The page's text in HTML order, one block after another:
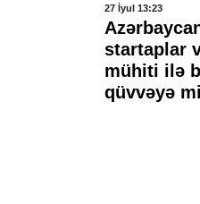
27 İyul 13:23
startaplar
mühiti ilə
qüvvəyə